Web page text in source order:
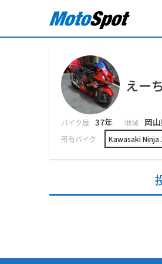
えー
バイク歴 37年 地域 岡
所有バイク Kawasaki Ninja